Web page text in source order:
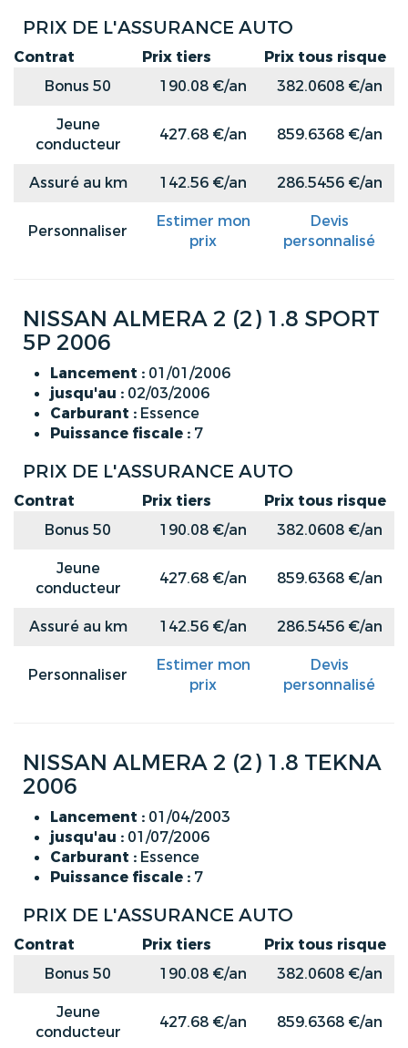
PRIX DE L'ASSURANCE AUTO
Contrat Prix tiers
Prix tous risque
Bonus 50
190.08 €/an
382.0608 €/an
Jeune
conducteur
427.68 €/an 859.6368 €/an
Assuré au km 142.56 €/an 286.5456 €/an
Personnaliser
Estimer mon
prix
Devis
personnalisé
NISSAN ALMERA 2 (2) 1.8 SPORT
5P 2006
Lancement : 01/01/2006
jusqu'au : 02/03/2006
Carburant : Essence
Puissance fiscale : 7
PRIX DE L'ASSURANCE AUTO
Contrat Prix tiers
Prix tous risque
Bonus 50
190.08 €/an
382.0608 €/an
Jeune
conducteur
427.68 €/an 859.6368 €/an
Assuré au km 142.56 €/an 286.5456 €/an
Personnaliser
Estimer mon
prix
Devis
personnalisé
NISSAN ALMERA 2 (2) 1.8 TEKNA
2006
Lancement : 01/04/2003
jusqu'au : 01/07/2006
Carburant : Essence
Puissance fiscale : 7
PRIX DE L'ASSURANCE AUTO
Contrat Prix tiers
Prix tous risque
Bonus 50
190.08 €/an
382.0608 €/an
Jeune
conducteur
427.68 €/an 859.6368 €/an